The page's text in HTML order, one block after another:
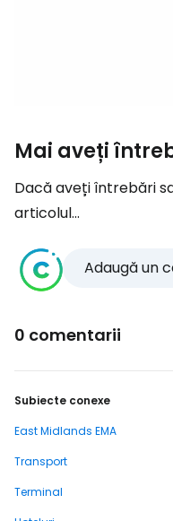
Mai aveți
Dacă aveți întrebări
articolul...
Adaugă un
0 comentarii
Subiecte conexe
East Midlands EMA
Transport
Terminal